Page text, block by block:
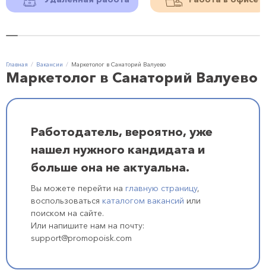
Главная Вакансии Маркетолог в Cанаторий Валуево
Маркетолог в Cанаторий Валуево
Работодатель, вероятно, уже
нашел нужного кандидата и
больше она не актуальна.
Вы можете перейти на главную страницу,
воспользоваться каталогом вакансий или
поиском на сайте.
Или напишите нам на почту:
support@promopoisk.com